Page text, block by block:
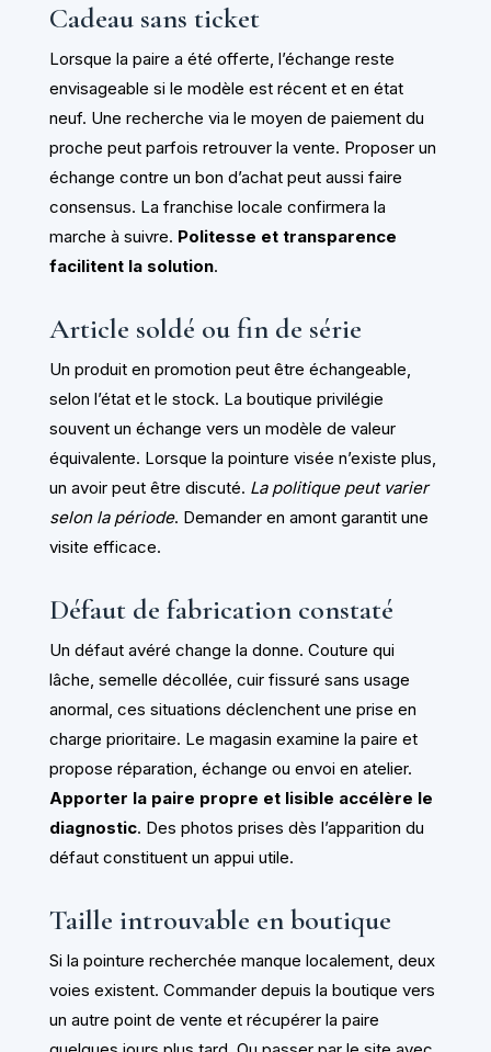
Cadeau sans ticket
Lorsque la paire a été offerte, l’échange reste
envisageable si le modèle est récent et en état
neuf. Une recherche via le moyen de paiement du
proche peut parfois retrouver la vente. Proposer un
échange contre un bon d’achat peut aussi faire
consensus. La franchise locale confirmera la
marche à suivre. Politesse et transparence
facilitent la solution.
Article soldé ou fin de série
Un produit en promotion peut être échangeable,
selon l’état et le stock. La boutique privilégie
souvent un échange vers un modèle de valeur
équivalente. Lorsque la pointure visée n’existe plus,
un avoir peut être discuté. La politique peut varier
selon la période. Demander en amont garantit une
visite efficace.
Défaut de fabrication constaté
Un défaut avéré change la donne. Couture qui
lâche, semelle décollée, cuir fissuré sans usage
anormal, ces situations déclenchent une prise en
charge prioritaire. Le magasin examine la paire et
propose réparation, échange ou envoi en atelier.
Apporter la paire propre et lisible accélère le
diagnostic. Des photos prises dès l’apparition du
défaut constituent un appui utile.
Taille introuvable en boutique
Si la pointure recherchée manque localement, deux
voies existent. Commander depuis la boutique vers
un autre point de vente et récupérer la paire